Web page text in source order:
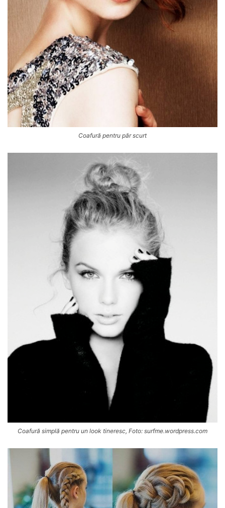
Coafură pentru păr scurt
Coafură simplă pentru un look tineresc, Foto: surfme.wordpress.com